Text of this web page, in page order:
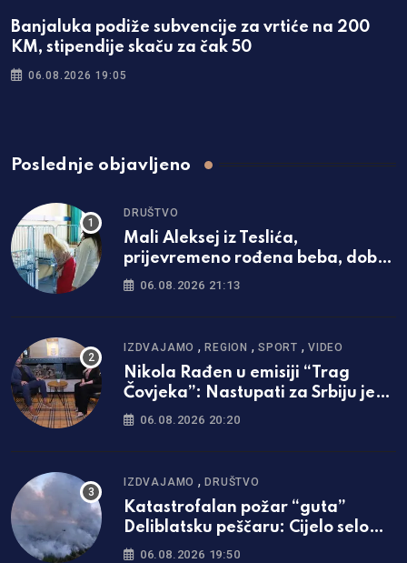
Banjaluka podiže subvencije za vrtiće na 200
KM, stipendije skaču za čak 50
06.08.2026 19:05
Poslednje objavljeno
DRUŠTVO
Mali Aleksej iz Teslića,
prijevremeno rođena beba, dobio
životnu bitku na UKC-u Srpske
06.08.2026 21:13
IZDVAJAMO ,REGION ,SPORT ,VIDEO
Nikola Rađen u emisiji “Trag
Čovjeka”: Nastupati za Srbiju je
bila najveća svetinja i ponos /foto
06.08.2026 20:20
IZDVAJAMO ,DRUŠTVO
Katastrofalan požar “guta”
Deliblatsku peščaru: Cijelo selo
evakuisano
06.08.2026 19:50